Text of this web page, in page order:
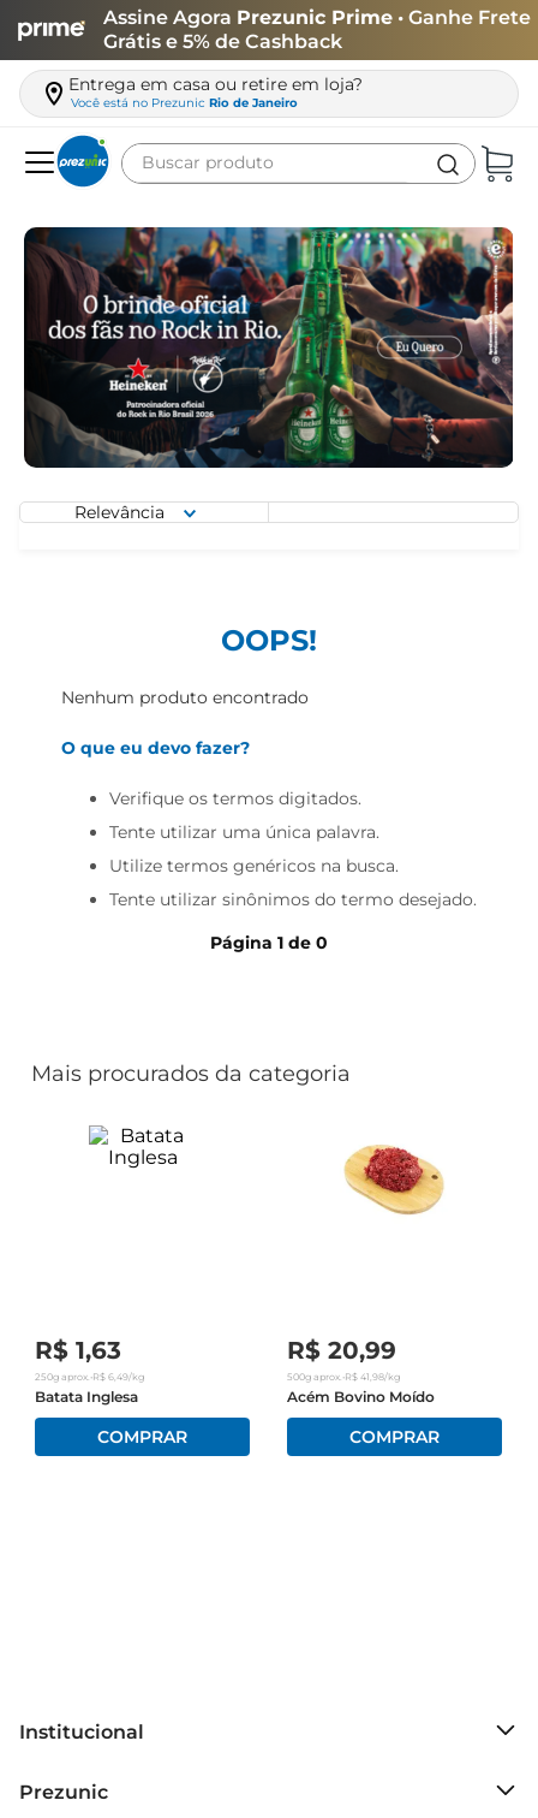
Assine Agora Prezunic Prime • Ganhe Frete
Grátis e 5% de Cashback
Entrega em casa ou retire em loja?
Você está no Prezunic Rio de Janeiro
Buscar produto
Relevância
OOPS!
Nenhum produto encontrado
O que eu devo fazer?
Verifique os termos digitados.
Tente utilizar uma única palavra.
Utilize termos genéricos na busca.
Tente utilizar sinônimos do termo desejado.
Página 1de 0
Mais procurados da categoria
R$ 1,63
250g aprox. •R$ 6,49/kg
Batata Inglesa
R$ 20,99
500gaprox. •R$ 41,98/kg
Acém Bovino Moído
Institucional
Grupo Cencosud
Prezunic
carne
leite
café
queijo
arroz
azeite
biscoito